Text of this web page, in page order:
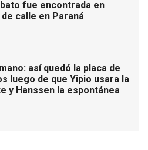
fue encontrada en
calle en Paraná
así quedó la placa de
luego de que Yipio usara la
y Hanssen la espontánea